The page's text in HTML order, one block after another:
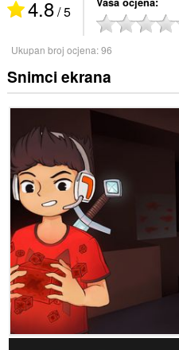
4.8/ 5
Ukupan broj ocjena:96
Snimci ekrana